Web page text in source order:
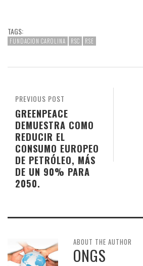
TAGS:
FUNDACION CAROLINA RSC RSE
PREVIOUS POST
GREENPEACE
DEMUESTRA COMO
REDUCIR EL
CONSUMO EUROPEO
DE PETRÓLEO, MÁS
DE UN 90% PARA
2050.
ABOUT THE AUTHOR
ONGS